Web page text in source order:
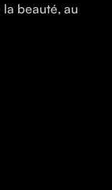
beauté, au